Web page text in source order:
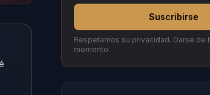
Suscribirse
Respetamos su privacidad. Darse de
momento.